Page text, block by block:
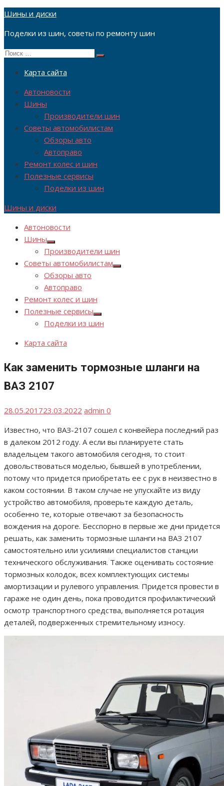
Перейти
содержимому
Шины и диски
Поделки из шин, советы по ремонту шин
Поиск
Поиск
Карта сайта
Автоновости
Шины
Производители шин
Советы автомобилистам
Обзоры авто
Автоправо
Ремонт колес и шин
Полезные сервисы
Поделки из шин
Шины и диски
Автоновости
Шины
Показывать
подменю
Производители шин
Советы автомобилистам
Показывать
Обзоры авто
Автоправо
Ремонт колес и шин
Полезные сервисы
Показывать
подменю
Поделки из шин
Карта сайта
Как заменить тормозные шланги на
ВАЗ 2107
Опубликовано
28.05.201723.03.2022 Автор
admin 0
Известно, что ВАЗ-2107 сошел с конвейера последний раз
в далеком 2012 году. А если вы планируете стать
владельцем такого автомобиля сегодня, то стоит
довольствоваться моделью, бывшей в употреблении,
потому что придется приобретать ее с рук в неизвестно в
каком состоянии. В таком случае не упускайте из виду
устройство автомобиля, проверьте каждую деталь,
особенно те, которые отвечают за безопасность
вождения на дороге. Бесспорно в первые же дни придется
решать, как заменить тормозные шланги на ВАЗ 2107
самостоятельно или усилиями специалистов станции
технического обслуживания. Также оценивать состояние
тормозных колодок, всех комплектующих системы
амортизации и рулевого управления. Придется провести в
гараже не один день, пока проводится профилактический
осмотр транспортного средства, выполняется ротация
деталей, подверженных стремительному износу.